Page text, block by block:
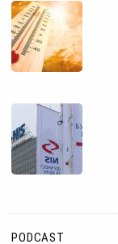
PODCAST